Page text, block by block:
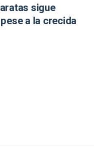
sigue
a la crecida